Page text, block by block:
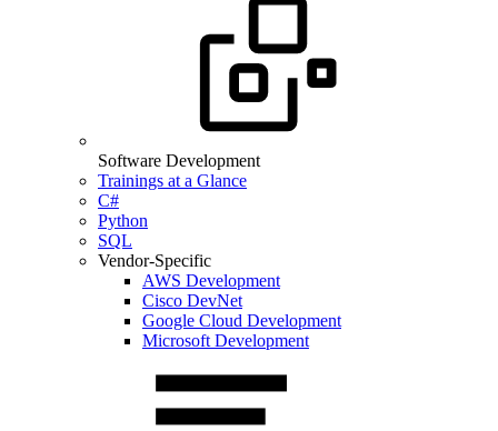
Software Development
Trainings at a Glance
C#
Python
SQL
Vendor-Specific
AWS Development
Cisco DevNet
Google Cloud Development
Microsoft Development